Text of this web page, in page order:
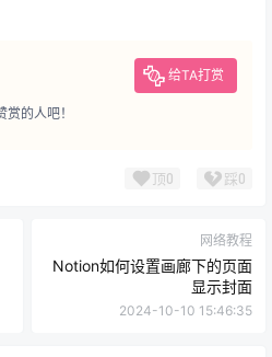
给TA打赏
的人吧！
顶0 踩0
网络教程
Notion如何设置画廊下的页面
显示封面
2024-10-10 15:46:35